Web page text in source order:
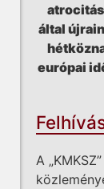
által
európai
A